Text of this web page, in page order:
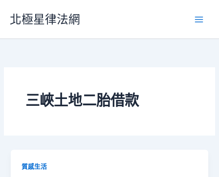
要
北極星律法網
三峽土地二胎借款
質感生活